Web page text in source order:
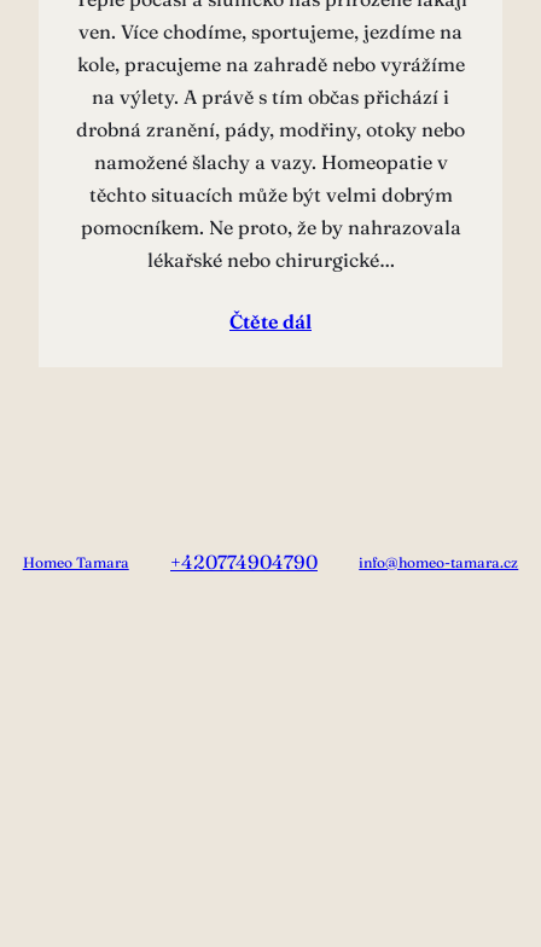
ven. Více chodíme, sportujeme, jezdíme na
kole, pracujeme na zahradě nebo vyrážíme
na výlety. A právě s tím občas přichází i
drobná zranění, pády, modřiny, otoky nebo
namožené šlachy a vazy. Homeopatie v
těchto situacích může být velmi dobrým
pomocníkem. Ne proto, že by nahrazovala
lékařské nebo chirurgické…
Čtěte dál
Homeo Tamara +420774904790 info@homeo-tamara.cz